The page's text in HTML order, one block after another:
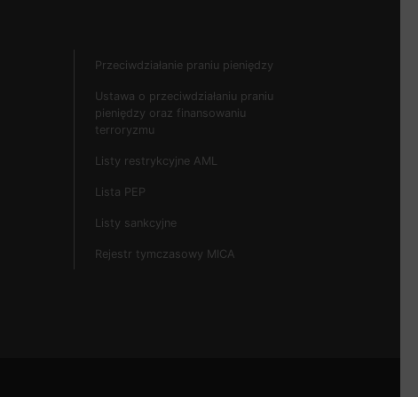
Przeciwdziałanie praniu pieniędzy
Ustawa o przeciwdziałaniu praniu
pieniędzy oraz finansowaniu
terroryzmu
Listy restrykcyjne AML
Lista PEP
Listy sankcyjne
Rejestr tymczasowy MICA